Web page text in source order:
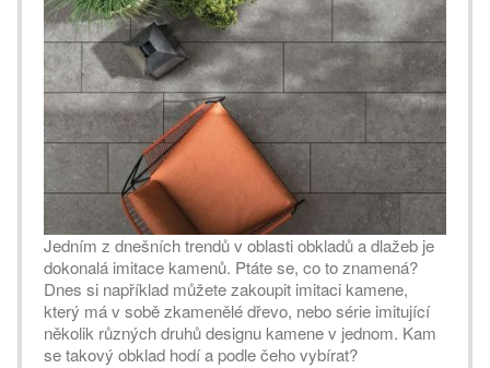
Jedním z dnešních trendů v oblasti obkladů a dlažeb je
dokonalá imitace kamenů. Ptáte se, co to znamená?
Dnes si například můžete zakoupit imitaci kamene,
který má v sobě zkamenělé dřevo, nebo série imitující
několik různých druhů designu kamene v jednom. Kam
se takový obklad hodí a podle čeho vybírat?